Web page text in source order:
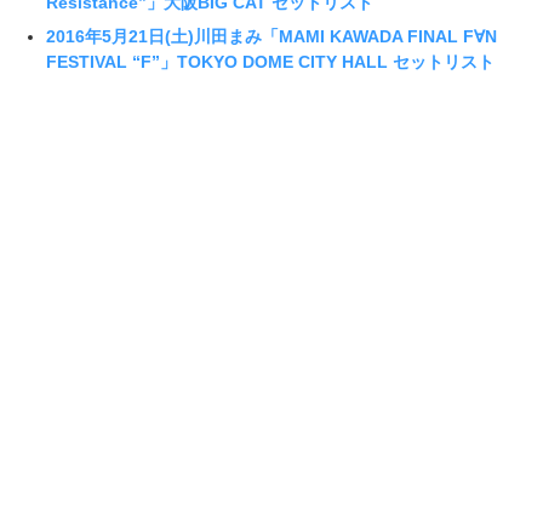
2016年5月21日(土)川田まみ「MAMI KAWADA FINAL F∀N
FESTIVAL “F”」TOKYO DOME CITY HALL セットリスト